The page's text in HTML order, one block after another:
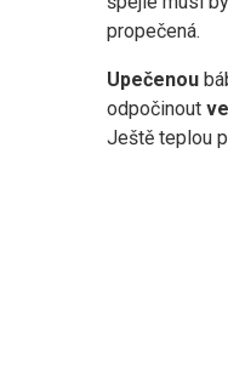
propečená.
Upečenou
odpočinout
Ještě teplou